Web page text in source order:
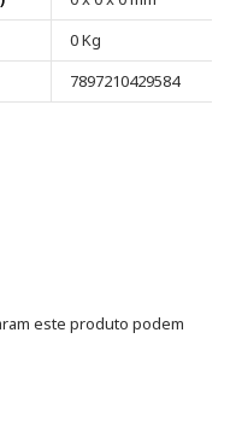
0 Kg
7897210429584
este produto podem